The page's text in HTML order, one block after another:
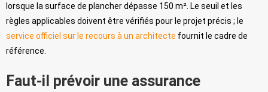
lorsque la surface de plancher dépasse 150 m². Le seuil et les
règles applicables doivent être vérifiés pour le projet précis ; le
service officiel sur le recours à un architecte fournit le cadre de
référence.
Faut-il prévoir une assurance